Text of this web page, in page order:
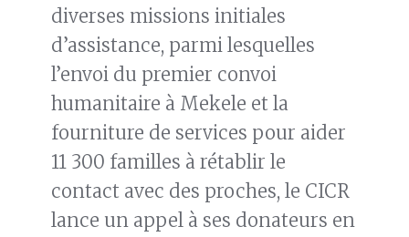
diverses missions initiales
d’assistance, parmi lesquelles
l’envoi du premier convoi
humanitaire à Mekele et la
fourniture de services pour aider
11 300 familles à rétablir le
contact avec des proches, le CICR
lance un appel à ses donateurs en